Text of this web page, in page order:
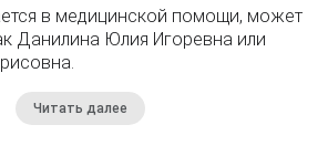
в медицинской помощи, может
Данилина Юлия Игоревна или
Читать далее